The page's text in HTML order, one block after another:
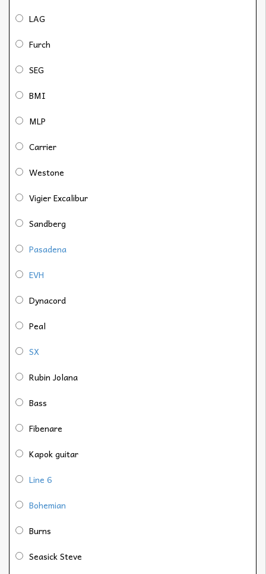
LAG
Furch
SEG
BMI
MLP
Carrier
Westone
Vigier Excalibur
Sandberg
Pasadena
EVH
Dynacord
Peal
SX
Rubin Jolana
Bass
Fibenare
Kapok guitar
Line 6
Bohemian
Burns
Seasick Steve